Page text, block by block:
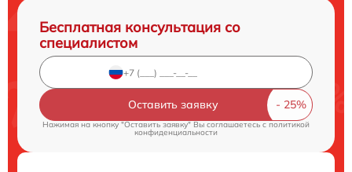
Бесплатная консультация со
специалистом
Оставить заявку
Нажимая на кнопку "Оставить заявку" Вы соглашаетесь cполитикой
конфиденциальности